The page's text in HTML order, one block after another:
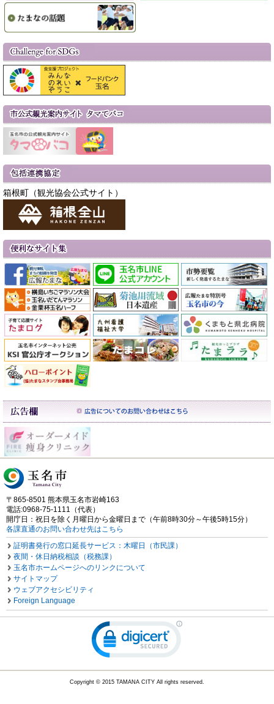
箱根町（観光協会公式サイト）
〒865-8501 熊本県玉名市岩崎163
電話:0968-75-1111（代表）
開庁日：祝日を除く月曜日から金曜日まで（午前8時30分～午後5時15分）
各課直通のお問い合わせ先はこちら
証明書発行の窓口延長サービス：木曜日（市民課）
夜間・休日納税相談（税務課）
玉名市ホームページへのリンクについて
サイトマップ
ウェブアクセシビリティ
Foreign Language
Copyright © 2015 TAMANA CITY All rights reserved.